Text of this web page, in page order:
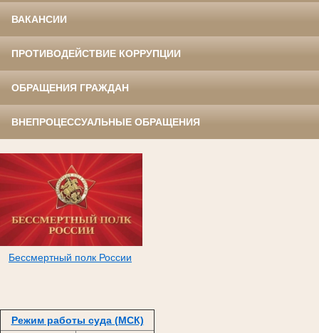
ВАКАНСИИ
ПРОТИВОДЕЙСТВИЕ КОРРУПЦИИ
ОБРАЩЕНИЯ ГРАЖДАН
ВНЕПРОЦЕССУАЛЬНЫЕ ОБРАЩЕНИЯ
Бессмертный полк России
Режим работы суда (МСК)